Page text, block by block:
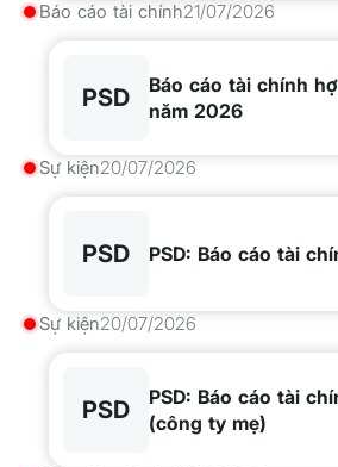
Báo cáo tài chính21/07/2026
PSD
Báo cáo tài chính
năm 2026
Sự kiện20/07/2026
PSD PSD: Báo cáo tài
Sự kiện20/07/2026
PSD
PSD: Báo cáo tài
(công ty mẹ)